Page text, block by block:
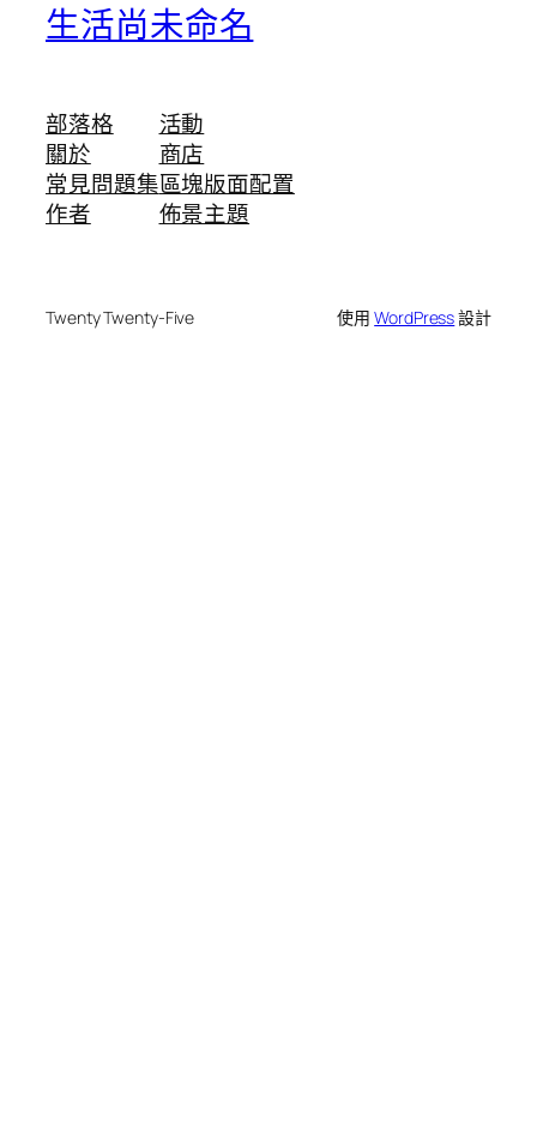
生活尚未命名
部落格
關於
常見問題集
作者
活動
商店
區塊版面配置
佈景主題
Twenty Twenty-Five 使用WordPress設計